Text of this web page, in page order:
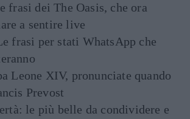
frasi dei The Oasis, che ora
a sentire live
frasi per stati WhatsApp che
Leone XIV, pronunciate quando
Prevost
le più belle da condividere e